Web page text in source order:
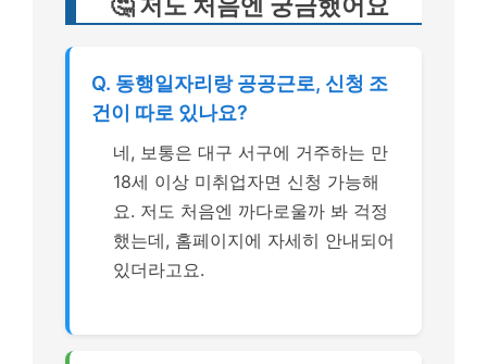
Q. 동행일자리랑 공공근로, 신청 조
건이 따로 있나요?
네, 보통은 대구 서구에 거주하는 만
18세 이상 미취업자면 신청 가능해
요. 저도 처음엔 까다로울까 봐 걱정
했는데, 홈페이지에 자세히 안내되어
있더라고요.